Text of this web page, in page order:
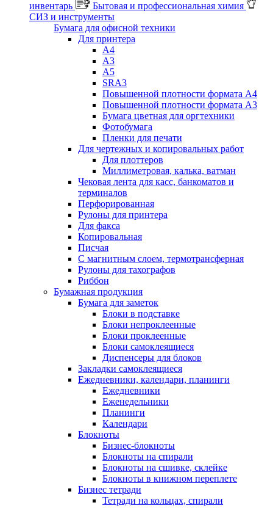
инвентарь
Бытовая и профессиональная химия
СИЗ и инструменты
Бумага для офисной техники
Для принтера
А4
А3
А5
SRA3
Повышенной плотности формата А4
Повышенной плотности формата А3
Бумага цветная для оргтехники
Фотобумага
Пленки для печати
Для чертежных и копировальных работ
Для плоттеров
Миллиметровая, калька, ватман
Чековая лента для касс, банкоматов и
терминалов
Перфорированная
Рулоны для принтера
Для факса
Копировальная
Писчая
С магнитным слоем, термотрансферная
Рулоны для тахографов
Риббон
Бумажная продукция
Бумага для заметок
Блоки в подставке
Блоки непроклеенные
Блоки проклеенные
Блоки самоклеящиеся
Диспенсеры для блоков
Закладки самоклеящиеся
Ежедневники, календари, планинги
Ежедневники
Еженедельники
Планинги
Календари
Блокноты
Бизнес-блокноты
Блокноты на спирали
Блокноты на сшивке, склейке
Блокноты в книжном переплете
Бизнес тетради
Тетради на кольцах, спирали